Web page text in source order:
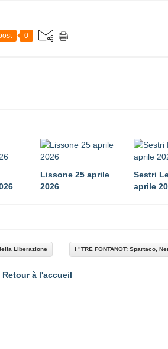
0
Lissone 25 aprile
2026
Sestri
aprile
Liberazione I "TRE FONTANOT: Spartaco,
Retour à l'accueil